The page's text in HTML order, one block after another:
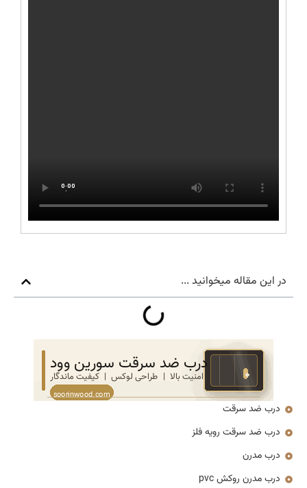
در این مقاله میخوانید ...
درب ضد سرقت
درب ضد سرقت رویه فلز
درب مدرن
درب مدرن روکش pvc